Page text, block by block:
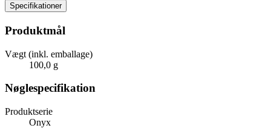
Specifikationer
Produktmål
Vægt (inkl. emballage)
100,0 g
Nøglespecifikation
Produktserie
Onyx